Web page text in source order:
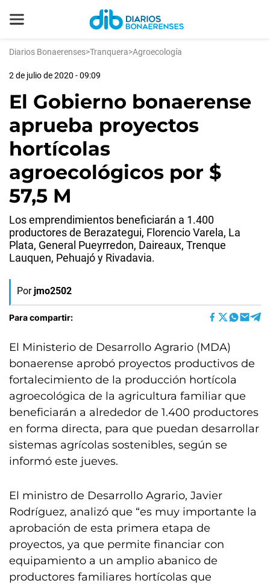
Diarios Bonaerenses>Tranquera>Agroecología
2 de julio de 2020 - 09:09
El Gobierno bonaerense
aprueba proyectos
hortícolas
agroecológicos por $
57,5 M
Los emprendimientos beneficiarán a 1.400
productores de Berazategui, Florencio Varela, La
Plata, General Pueyrredon, Daireaux, Trenque
Lauquen, Pehuajó y Rivadavia.
Por jmo2502
Para compartir:
El Ministerio de Desarrollo Agrario (MDA)
bonaerense aprobó proyectos productivos de
fortalecimiento de la producción hortícola
agroecológica de la agricultura familiar que
beneficiarán a alrededor de 1.400 productores
en forma directa, para que puedan desarrollar
sistemas agrícolas sostenibles, según se
informó este jueves.
El ministro de Desarrollo Agrario, Javier
Rodríguez, analizó que “es muy importante la
aprobación de esta primera etapa de
proyectos, ya que permite financiar con
equipamiento a un amplio abanico de
productores familiares hortícolas que